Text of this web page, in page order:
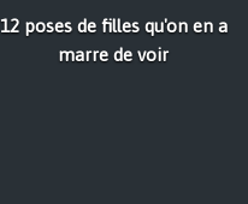
12 poses de filles qu'on en a
marre de voir